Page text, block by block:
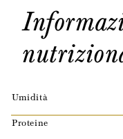
Umidità
Proteine